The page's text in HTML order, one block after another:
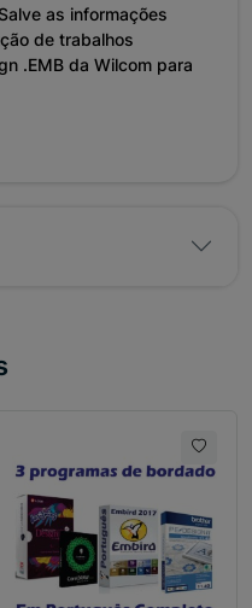
as informações
de trabalhos
.EMB da Wilcom para